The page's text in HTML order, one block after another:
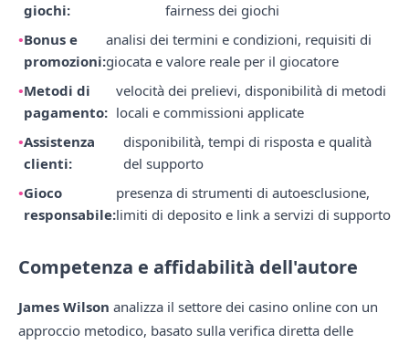
giochi:
fairness dei giochi
Bonus e
promozioni:
analisi dei termini e condizioni, requisiti di
giocata e valore reale per il giocatore
Metodi di
pagamento:
velocità dei prelievi, disponibilità di metodi
locali e commissioni applicate
Assistenza
clienti:
disponibilità, tempi di risposta e qualità
del supporto
Gioco
responsabile:
presenza di strumenti di autoesclusione,
limiti di deposito e link a servizi di supporto
Competenza e affidabilità dell'autore
James Wilson analizza il settore dei casino online con un
approccio metodico, basato sulla verifica diretta delle